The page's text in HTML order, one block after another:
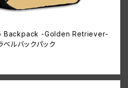
-Golden Retriever-
デンレトリバー トラベルバックパック